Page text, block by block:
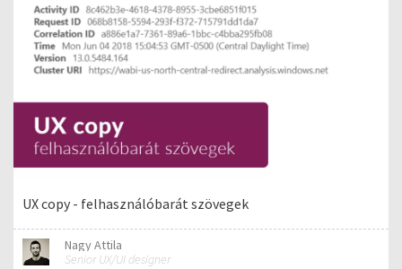
UX copy - felhasználóbarát szövegek
Nagy Attila
Senior UX/UI designer